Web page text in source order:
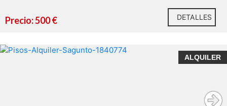
Precio: 500 € DETALLES
ALQUILER
SE ALQUILA PISO TEMPORAL DE OBRA NUEVA DESDE
SEPTIEMBRE 2026 HASTA JUNIO 2027. PUERTO